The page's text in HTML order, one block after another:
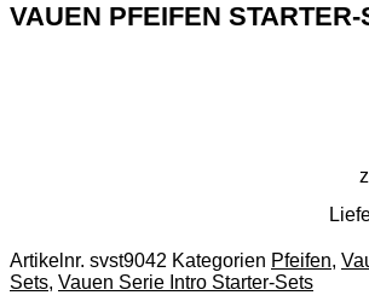
VAUEN PFEIFEN STARTER-
Artikelnr. svst9042 Kategorien Pfeifen,
Sets, Vauen Serie Intro Starter-Sets